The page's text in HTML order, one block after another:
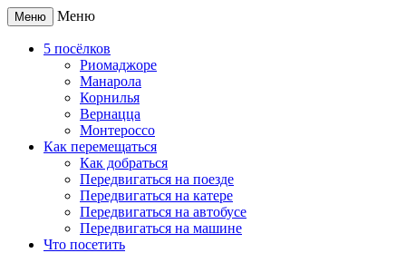
Меню Меню
5 посёлков
Риомаджоре
Манарола
Корнилья
Вернацца
Монтероссо
Как перемещаться
Как добраться
Передвигаться на поезде
Передвигаться на катере
Передвигаться на автобусе
Передвигаться на машине
Что посетить